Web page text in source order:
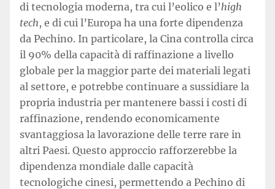
di tecnologia moderna, tra cui l’eolico e l’high
tech, e di cui l’Europa ha una forte dipendenza
da Pechino. In particolare, la Cina controlla circa
il 90% della capacità di raffinazione a livello
globale per la maggior parte dei materiali legati
al settore, e potrebbe continuare a sussidiare la
propria industria per mantenere bassi i costi di
raffinazione, rendendo economicamente
svantaggiosa la lavorazione delle terre rare in
altri Paesi. Questo approccio rafforzerebbe la
dipendenza mondiale dalle capacità
tecnologiche cinesi, permettendo a Pechino di